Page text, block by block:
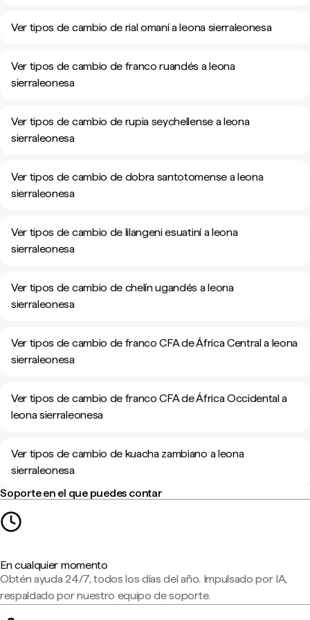
Ver tipos de cambio de rial omaní a leona sierraleonesa
Ver tipos de cambio de franco ruandés a leona
sierraleonesa
Ver tipos de cambio de rupia seychellense a leona
sierraleonesa
Ver tipos de cambio de dobra santotomense a leona
sierraleonesa
Ver tipos de cambio de lilangeni esuatiní a leona
sierraleonesa
Ver tipos de cambio de chelín ugandés a leona
sierraleonesa
Ver tipos de cambio de franco CFA de África Central a leona
sierraleonesa
Ver tipos de cambio de franco CFA de África Occidental a
leona sierraleonesa
Ver tipos de cambio de kuacha zambiano a leona
sierraleonesa
Soporte en el que puedes contar
En cualquier momento
Obtén ayuda 24/7, todos los días del año. Impulsado por IA,
respaldado por nuestro equipo de soporte.